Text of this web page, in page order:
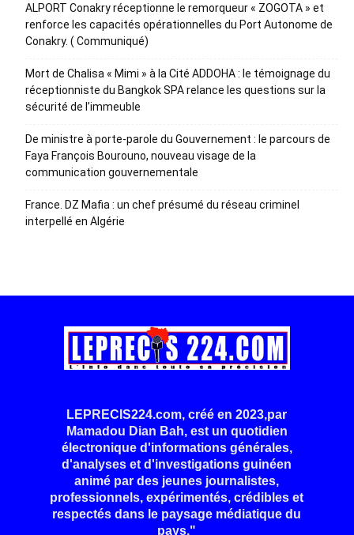
ALPORT Conakry réceptionne le remorqueur « ZOGOTA » et
renforce les capacités opérationnelles du Port Autonome de
Conakry. ( Communiqué)
Mort de Chalisa « Mimi » à la Cité ADDOHA : le témoignage du
réceptionniste du Bangkok SPA relance les questions sur la
sécurité de l’immeuble
De ministre à porte-parole du Gouvernement : le parcours de
Faya François Bourouno, nouveau visage de la
communication gouvernementale
France. DZ Mafia : un chef présumé du réseau criminel
interpellé en Algérie
LEPRECIS224.com, créé en 2023,par
Mamadou Dian Bah, est un quotidien
électronique d'informations générales,
d'analyses et d'investigations guinéen
animé par des jeunes journalistes,
professionnels, expérimentés, crédibles et
respectés dans le paysage médiatique du
pays."